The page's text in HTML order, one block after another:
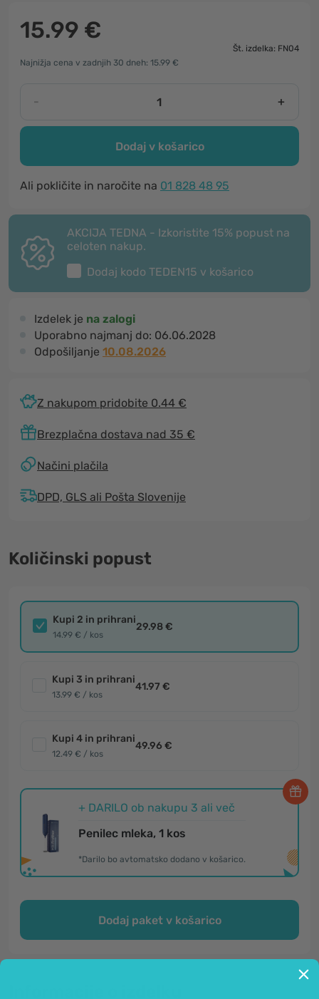
15.99 €
Št. izdelka: FN04
Najnižja cena v zadnjih 30 dneh: 15.99 €
- +
Dodaj v košarico
Ali pokličite in naročite na 01 828 48 95
AKCIJA TEDNA - Izkoristite 15% popust na
celoten nakup.
Dodaj kodo TEDEN15 v košarico
Izdelek je na zalogi
Uporabno najmanj do: 06.06.2028
Odpošiljanje 10.08.2026
Z nakupom pridobite 0.44 €
Brezplačna dostava nad 35 €
Načini plačila
DPD, GLS ali Pošta Slovenije
Količinski popust
Kupi 2 in prihrani
14.99 € / kos
29.98 €
Kupi 3 in prihrani
13.99 € / kos
41.97 €
Kupi 4 in prihrani
12.49 € / kos
49.96 €
+ DARILO ob nakupu 3 ali več
Penilec mleka, 1 kos
*Darilo bo avtomatsko dodano v košarico.
Dodaj paket v košarico